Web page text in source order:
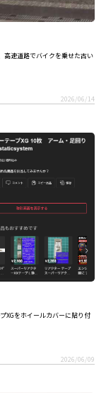
高速道路でバイクを乗せた古い
2026/06/14
をホイールカバーに貼り付
2026/06/09